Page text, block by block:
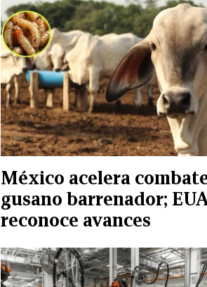
México acelera
gusano barrenador;
reconoce avances